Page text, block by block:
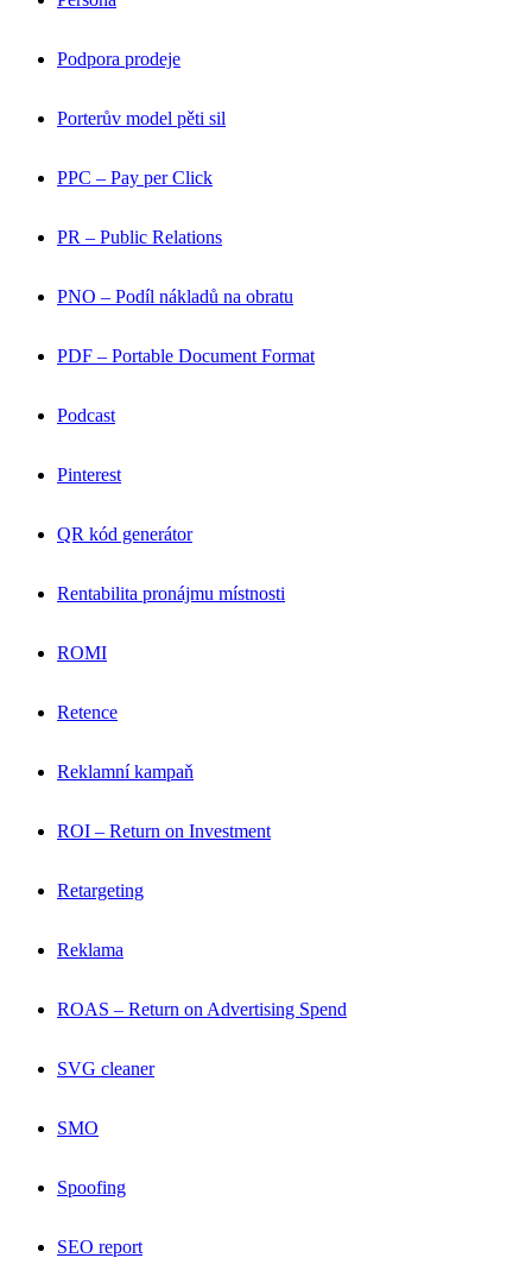
Podpora prodeje
Porterův model pěti sil
PPC – Pay per Click
PR – Public Relations
PNO – Podíl nákladů na obratu
PDF – Portable Document Format
Podcast
Pinterest
QR kód generátor
Rentabilita pronájmu místnosti
ROMI
Retence
Reklamní kampaň
ROI – Return on Investment
Retargeting
Reklama
ROAS – Return on Advertising Spend
SVG cleaner
SMO
Spoofing
SEO report